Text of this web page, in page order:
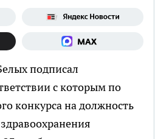
подписал
с которым по
конкурса на должность